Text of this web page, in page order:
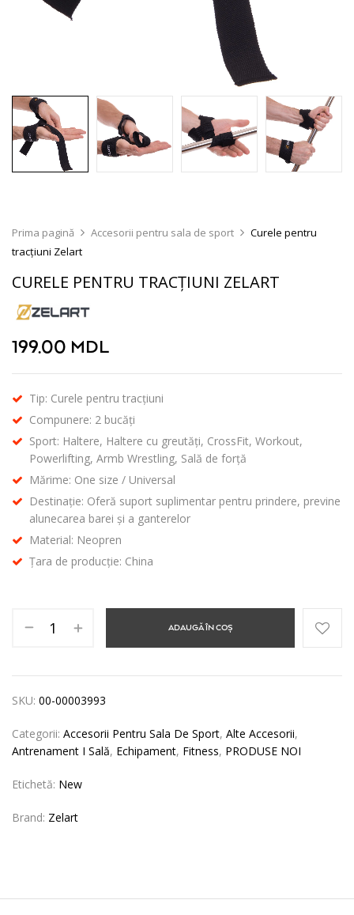
Prima pagină Accesorii pentru sala de sport
Curele pentru
tracțiuni Zelart
CURELE PENTRU TRACȚIUNI ZELART
199.00 MDL
Tip: Curele pentru tracțiuni
Compunere: 2 bucăți
Sport: Haltere, Haltere cu greutăți, CrossFit, Workout,
Powerlifting, Armb Wrestling, Sală de forță
Mărime: One size / Universal
Destinație: Oferă suport suplimentar pentru prindere, previne
alunecarea barei și a ganterelor
Material: Neopren
Țara de producție: China
ADAUGĂ ÎN COȘ
SKU: 00-00003993
Categorii: Accesorii Pentru Sala De Sport, Alte Accesorii,
Antrenament I Sală, Echipament, Fitness, PRODUSE NOI
Etichetă: New
Brand: Zelart